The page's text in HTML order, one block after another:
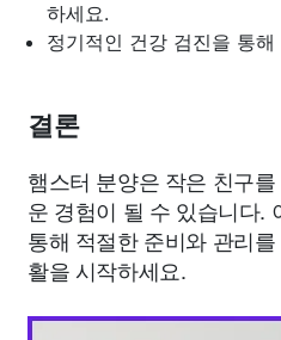
하세요.
정기적인 건강 검진을 통
결론
햄스터 분양은 작은 친구
운 경험이 될 수 있습니다.
통해 적절한 준비와 관리
활을 시작하세요.